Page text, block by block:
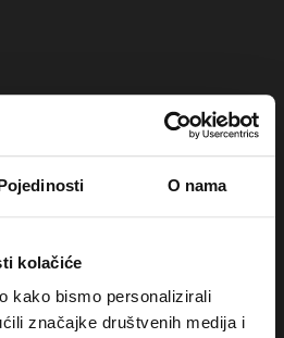
O nama
kolačiće
kako bismo personalizirali
značajke društvenih medija i